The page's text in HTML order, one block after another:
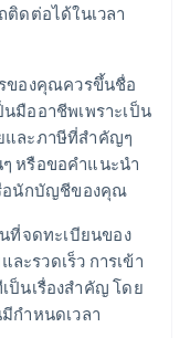
ดต่อได้ในเวลา
ของคุณควรขึ้นชื่อ
มืออาชีพเพราะเป็น
และภาษีที่สำคัญๆ
หรือขอคำแนะนำ
อนักบัญชีของคุณ
ที่จดทะเบียนของ
ะรวดเร็ว การเข้า
ป็นเรื่องสำคัญ โดย
กำหนดเวลา